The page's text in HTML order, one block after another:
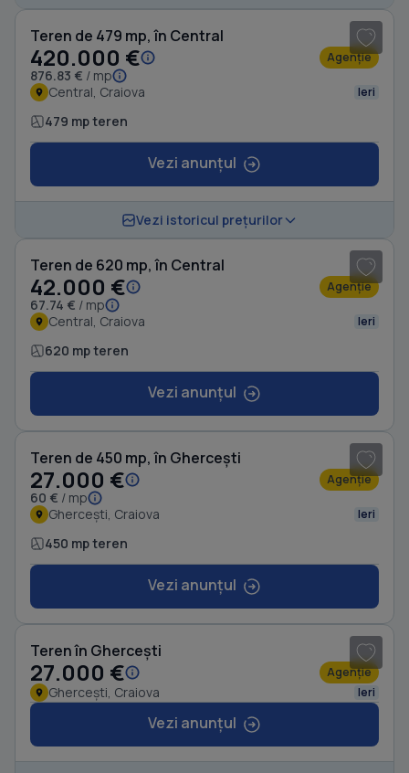
Teren de 479 mp, în Central
420.000 €
876.83 € / mp
Agenție
Central, Craiova Ieri
479 mp teren
Vezi anunțul
Vezi istoricul prețurilor
Teren de 620 mp, în Central
42.000 €
67.74 € / mp
Agenție
Central, Craiova Ieri
620 mp teren
Vezi anunțul
Teren de 450 mp, în Ghercești
27.000 €
60 € / mp
Agenție
Ghercești, Craiova Ieri
450 mp teren
Vezi anunțul
Teren în Ghercești
27.000 € Agenție
Ghercești, Craiova Ieri
Vezi anunțul